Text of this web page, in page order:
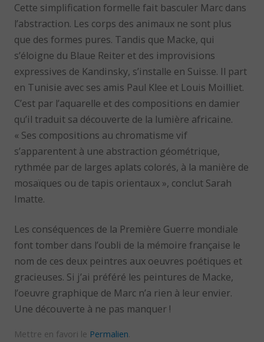
Cette simplification formelle fait basculer Marc dans
l’abstraction. Les corps des animaux ne sont plus
que des formes pures. Tandis que Macke, qui
s’éloigne du Blaue Reiter et des improvisions
expressives de Kandinsky, s’installe en Suisse. Il part
en Tunisie avec ses amis Paul Klee et Louis Moilliet.
C’est par l’aquarelle et des compositions en damier
qu’il traduit sa découverte de la lumière africaine.
« Ses compositions au chromatisme vif
s’apparentent à une abstraction géométrique,
rythmée par de larges aplats colorés, à la manière de
mosaïques ou de tapis orientaux », conclut Sarah
Imatte.
Les conséquences de la Première Guerre mondiale
font tomber dans l’oubli de la mémoire française le
nom de ces deux peintres aux oeuvres poétiques et
gracieuses. Si j’ai préféré les peintures de Macke,
l’oeuvre graphique de Marc n’a rien à leur envier.
Une découverte à ne pas manquer !
Mettre en favori le Permalien.